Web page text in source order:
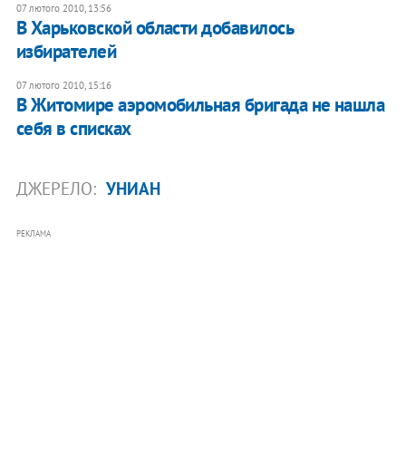
07 лютого 2010, 13:56
В Харьковской области добавилось
избирателей
07 лютого 2010, 15:16
В Житомире аэромобильная бригада не нашла
себя в списках
ДЖЕРЕЛО: УНИАН
РЕКЛАМА